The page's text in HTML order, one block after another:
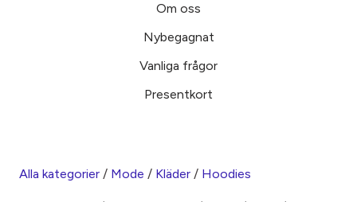
Om oss
Nybegagnat
Vanliga frågor
Presentkort
Alla kategorier / Mode / Kläder / Hoodies